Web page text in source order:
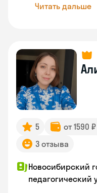
Читать дальше
5 от 1590
3 отзыва
Новосибирский
педагогический